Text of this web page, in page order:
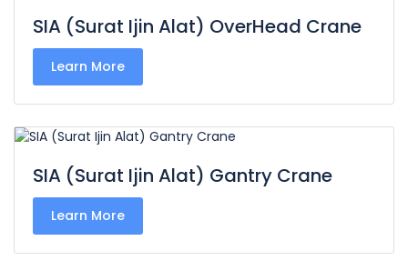
SIA (Surat Ijin Alat) OverHead Crane
Learn More
SIA (Surat Ijin Alat) Gantry Crane
Learn More